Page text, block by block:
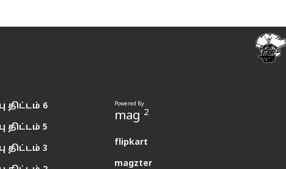
திட்டம் 6
திட்டம் 5
திட்டம் 3
Powered By
mag 2
flipkart
magzter